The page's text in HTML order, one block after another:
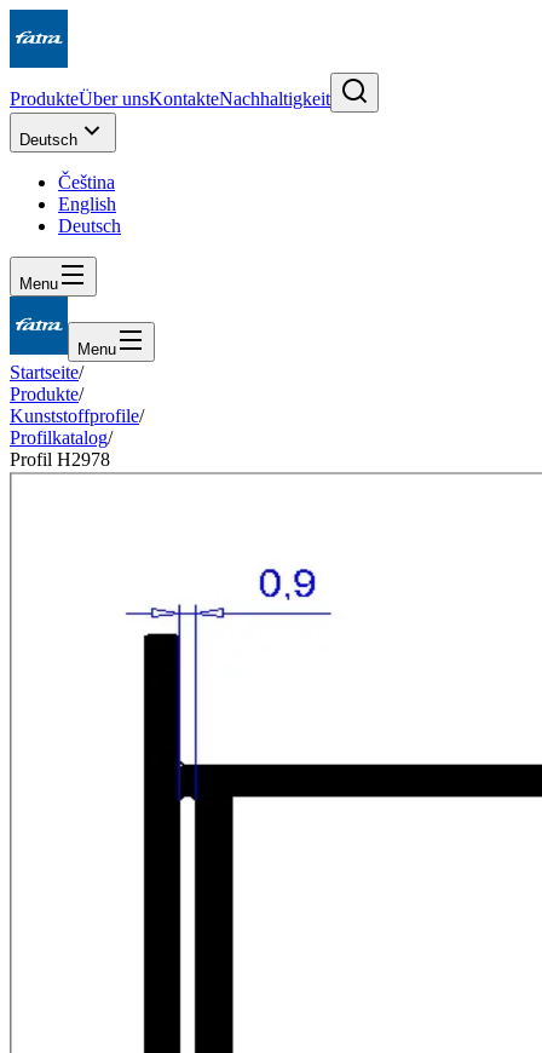
ProdukteÜber unsKontakteNachhaltigkeit
Deutsch
Čeština
English
Deutsch
Menu
Menu
Startseite/
Produkte/
Kunststoffprofile/
Profilkatalog/
Profil H2978